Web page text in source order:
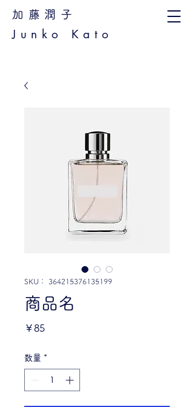
加藤潤子
Junko Kato
SKU： 364215376135199
商品名
￥85価
数量 *